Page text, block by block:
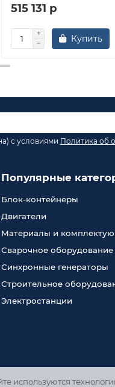
515 131 р
Купить
используются
с условиями Политика об
Популярные
Блок-контейнеры
Двигатели
Материалы и
Сварочное оборудование
Синхронные генераторы
Строительное
Электростанции